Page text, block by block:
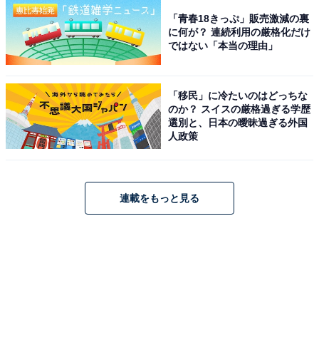
「青春18きっぷ」販売激減の裏
に何が？ 連続利用の厳格化だけ
ではない「本当の理由」
「移民」に冷たいのはどっちな
のか？ スイスの厳格過ぎる学歴
選別と、日本の曖昧過ぎる外国
人政策
連載をもっと見る